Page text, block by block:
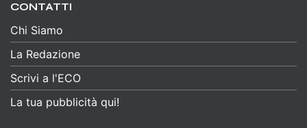
CONTATTI
Chi Siamo
La Redazione
Scrivi a l'ECO
La tua pubblicità qui!